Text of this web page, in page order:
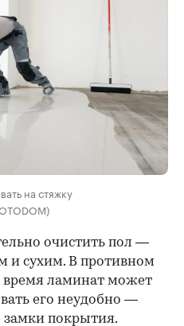
на стяжку
очистить пол —
и сухим. В противном
время ламинат может
его неудобно —
замки покрытия.